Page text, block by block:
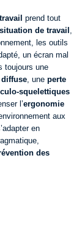
prend tout
situation de travail
les outils
un écran mal
toujours une
, uneperte
squelettiques
l’ergonomie
aux
en
des